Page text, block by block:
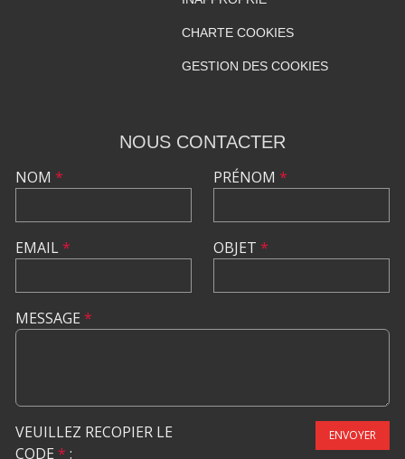
CHARTE COOKIES
GESTION DES COOKIES
NOUS CONTACTER
NOM *
EMAIL*
PRÉNOM *
OBJET *
MESSAGE *
VEUILLEZ RECOPIER LE
CODE * :
ENVOYER